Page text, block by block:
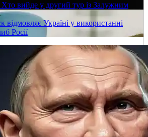
вийде у другий тур із Залужним
Україні у використанні
Росії